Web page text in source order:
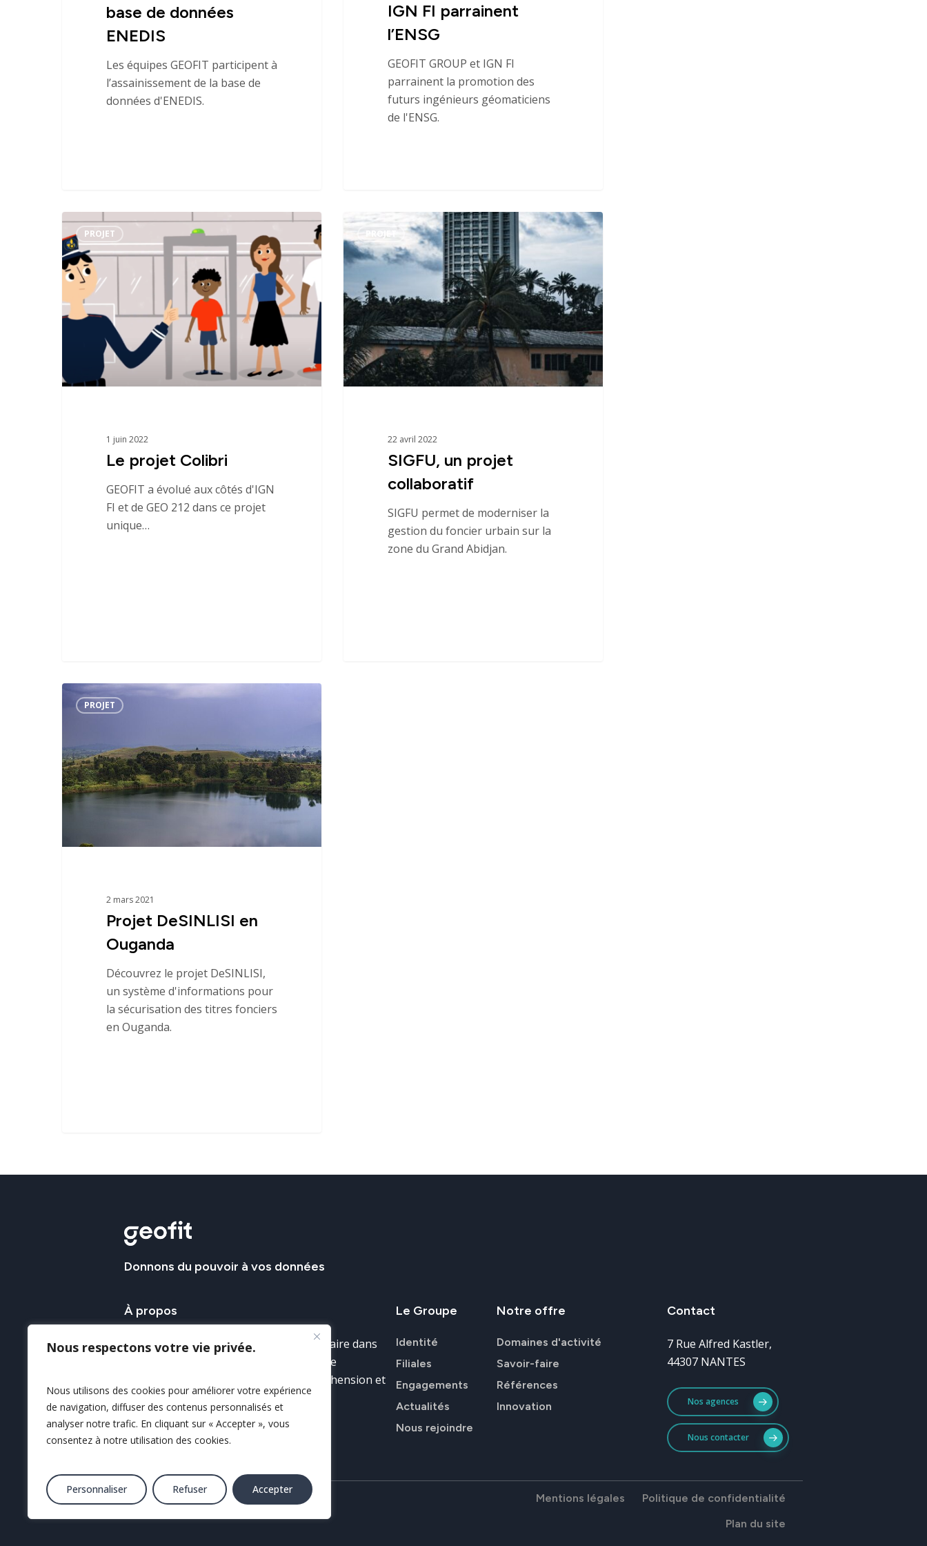
Nous respectons votre vie privée.
Nous utilisons des cookies pour améliorer votre expérience
de navigation, diffuser des contenus personnalisés et
analyser notre trafic. En cliquant sur « Accepter », vous
consentez à notre utilisation des cookies.
Personnaliser Refuser Accepter
base de données
ENEDIS
Les équipes GEOFIT participent à
l’assainissement de la base de
données d'ENEDIS.
IGN FI parrainent
l’ENSG
GEOFIT GROUP et IGN FI
parrainent la promotion des
futurs ingénieurs géomaticiens
de l'ENSG.
Le
projet
Colibri
PROJET
1 juin 2022
Le projet Colibri
GEOFIT a évolué aux côtés d'IGN
FI et de GEO 212 dans ce projet
unique…
SIGFU,
un
projet
PROJET
22 avril 2022
SIGFU, un projet
collaboratif
SIGFU permet de moderniser la
gestion du foncier urbain sur la
zone du Grand Abidjan.
Projet
DeSINLISI
Ouganda
PROJET
2 mars 2021
Projet DeSINLISI en
Ouganda
Découvrez le projet DeSINLISI,
un système d'informations pour
la sécurisation des titres fonciers
en Ouganda.
Donnons du pouvoir à vos données
À propos
Le Groupe GEOFIT apporte son savoir-faire dans
l’acquisition et l’exploitation de la donnée
géospatiale afin d’en assurer sa compréhension et
sa valorisation.
Nos savoir-faire
Le Groupe
Identité
Filiales
Engagements
Actualités
Nous rejoindre
Notre offre
Domaines d'activité
Savoir-faire
Références
Innovation
Contact
7 Rue Alfred Kastler,
44307 NANTES
Nos agences
Nous contacter
Mentions légales
Politique de confidentialité
Plan du site
Identité
Agences
Filiales
Engagements
Nous rejoindre
Domaines d’activité
Savoir-faire
Références
Innovation